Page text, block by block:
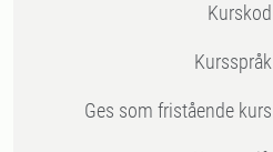
Kurskod
Kursspråk
Ges som fristående kurs